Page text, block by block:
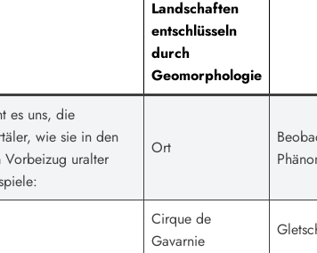
Landschaften
entschlüsseln
durch
Geomorphologie
es uns, die
wie sie in den
Vorbeizug uralter
Ort
Cirque de
Gavarnie